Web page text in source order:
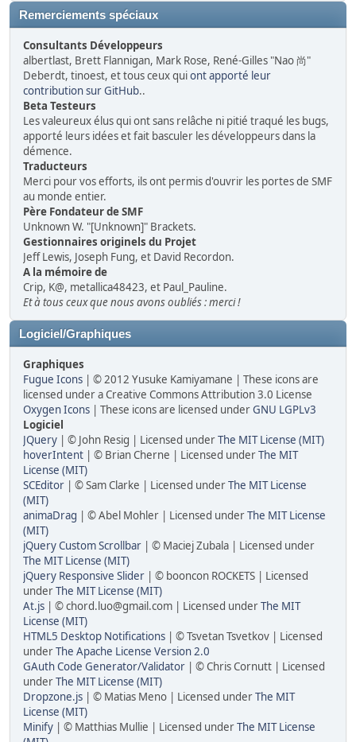
Remerciements spéciaux
Consultants Développeurs
albertlast, Brett Flannigan, Mark Rose, René-Gilles "Nao 尚"
Deberdt, tinoest, et tous ceux quiont apporté leur
contribution sur GitHub..
Beta Testeurs
Les valeureux élus qui ont sans relâche ni pitié traqué les bugs,
apporté leurs idées et fait basculer les développeurs dans la
démence.
Traducteurs
Merci pour vos efforts, ils ont permis d'ouvrir les portes de SMF
au monde entier.
Père Fondateur de SMF
Unknown W. "[Unknown]" Brackets.
Gestionnaires originels du Projet
Jeff Lewis, Joseph Fung, et David Recordon.
A la mémoire de
Crip, K@, metallica48423, et Paul_Pauline.
Et à tous ceux que nous avons oubliés : merci !
Logiciel/Graphiques
Graphiques
Fugue Icons | © 2012 Yusuke Kamiyamane | These icons are
licensed under a Creative Commons Attribution 3.0 License
Oxygen Icons | These icons are licensed underGNU LGPLv3
Logiciel
JQuery | © John Resig | Licensed underThe MIT License (MIT)
hoverIntent | © Brian Cherne | Licensed underThe MIT
License (MIT)
SCEditor | © Sam Clarke | Licensed underThe MIT License
(MIT)
animaDrag | © Abel Mohler | Licensed underThe MIT License
(MIT)
jQuery Custom Scrollbar | © Maciej Zubala | Licensed under
The MIT License (MIT)
jQuery Responsive Slider | © booncon ROCKETS | Licensed
underThe MIT License (MIT)
At.js | © chord.luo@gmail.com | Licensed underThe MIT
License (MIT)
HTML5 Desktop Notifications | © Tsvetan Tsvetkov | Licensed
underThe Apache License Version 2.0
GAuth Code Generator/Validator | © Chris Cornutt | Licensed
underThe MIT License (MIT)
Dropzone.js | © Matias Meno | Licensed underThe MIT
License (MIT)
Minify | © Matthias Mullie | Licensed underThe MIT License